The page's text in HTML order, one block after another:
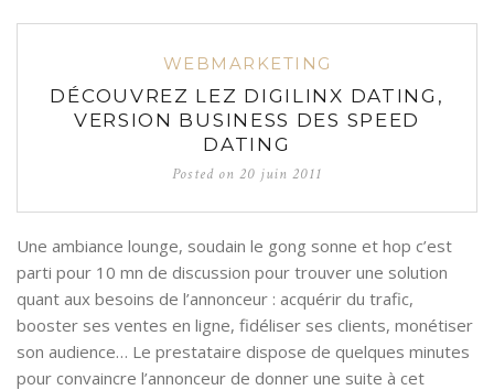
WEBMARKETING
DÉCOUVREZ LEZ DIGILINX DATING,
VERSION BUSINESS DES SPEED
DATING
Posted on20 juin 2011
Une ambiance lounge, soudain le gong sonne et hop c’est
parti pour 10 mn de discussion pour trouver une solution
quant aux besoins de l’annonceur : acquérir du trafic,
booster ses ventes en ligne, fidéliser ses clients, monétiser
son audience… Le prestataire dispose de quelques minutes
pour convaincre l’annonceur de donner une suite à cet